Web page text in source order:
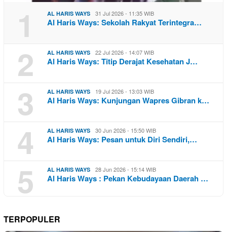
1 AL HARIS WAYS 31 Jul 2026 - 11:35 WIB
Al Haris Ways: Sekolah Rakyat Terintegra…
2 AL HARIS WAYS 22 Jul 2026 - 14:07 WIB
Al Haris Ways: Titip Derajat Kesehatan J…
3 AL HARIS WAYS 19 Jul 2026 - 13:03 WIB
Al Haris Ways: Kunjungan Wapres Gibran k…
4 AL HARIS WAYS 30 Jun 2026 - 15:50 WIB
Al Haris Ways: Pesan untuk Diri Sendiri,…
5 AL HARIS WAYS 28 Jun 2026 - 15:14 WIB
Al Haris Ways : Pekan Kebudayaan Daerah …
TERPOPULER